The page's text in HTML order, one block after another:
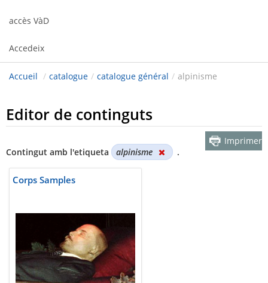
accès VàD
Accedeix
Accueil / catalogue / catalogue général / alpinisme
Editor de continguts
Contingut amb l'etiqueta alpinisme .
Imprimer
Corps Samples